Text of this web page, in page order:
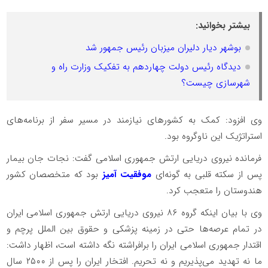
بیشتر بخوانید:
بوشهر دیار دلیران میزبان رئیس جمهور شد
دیدگاه رئیس دولت چهاردهم به تفکیک وزارت راه و
شهرسازی چیست؟
وی افزود: کمک به کشورهای نیازمند در مسیر سفر از برنامه‌های
استراتژیک این ناوگروه بود.
فرمانده نیروی دریایی ارتش جمهوری اسلامی گفت: نجات جان بیمار
پس از سکته قلبی به گونه‌ای موفقیت آمیز بود که متخصصان کشور
هندوستان را متعجب کرد.
وی با بیان اینکه گروه ۸۶ نیروی دریایی ارتش جمهوری اسلامی ایران
در تمام عرصه‌ها حتی در زمینه پزشکی و حقوق بین الملل پرچم و
اقتدار جمهوری اسلامی ایران را برافراشته نگه داشته است، اظهار داشت:
ما نه تهدید می‌پذیریم و نه تحریم. افتخار ایران را پس از ۲۵۰۰ سال